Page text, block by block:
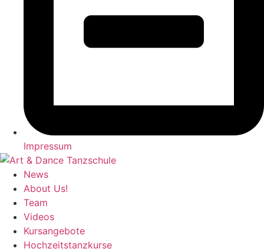
Impressum
News
About Us!
Team
Videos
Kursangebote
Hochzeitstanzkurse